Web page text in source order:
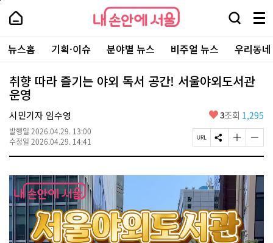
본
로
가
내
손
안
에
서
울
-
서
울
시
대
표
소
통
포
내
손
에
울
검
창
열
기
메
뉴
전
체
보
주
요
서
뉴스홈 기획·이슈 분야별 뉴스 비주얼 뉴스 우리동
취향 따라 즐기는 야외 독서 공간! 서울야외도서관
운영
시민기자 임수영
발행일 2026.04.29. 13:00
수정일 2026.04.29. 14:41
좋
요
3조회 1,295
페
이
U
R
L
복
사
S
N
공
유
하
기
글
자
기
크
게
변
경
하
기
글
자
기
작
게
변
경
하
기
페
상
단
로